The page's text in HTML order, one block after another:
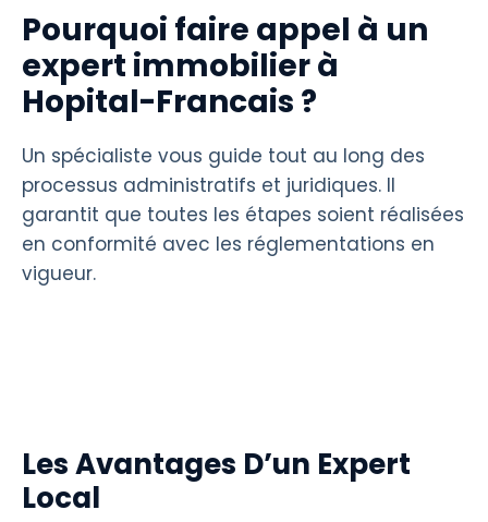
Pourquoi faire appel à un
expert immobilier à
Hopital-Francais ?
Un spécialiste vous guide tout au long des
processus administratifs et juridiques. Il
garantit que toutes les étapes soient réalisées
en conformité avec les réglementations en
vigueur.
Les Avantages D’un Expert
Local